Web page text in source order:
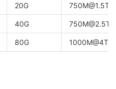
20G 750M@1.5T
40G 750M@2.5T
80G 1000M@4T